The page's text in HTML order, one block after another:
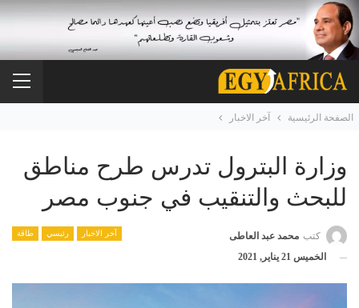
الصفحة الرئيسية آخر الاخبار
وزارة البترول تدرس طرح مناطق
للبحث والتنقيب في جنوب مصر
آخر الاخبار رئيسي طاقة كتب محمد عبد العاطى
الخميس 21 يناير, 2021